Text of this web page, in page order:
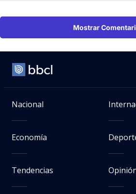
Mostrar
Nacional
Economía
Tendencias